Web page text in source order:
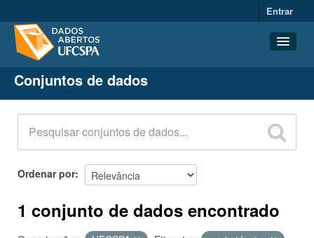
Entrar
Conjuntos de dados
Organizações
Grupos
Sobre
Conjuntos de dados
Ordenar por
1 conjunto de dados encontrado